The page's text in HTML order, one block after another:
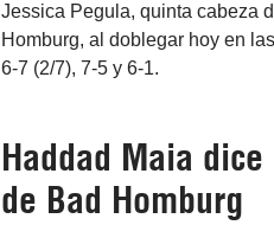
Jessica Pegula, quinta cabeza
Homburg, al doblegar hoy en
6-7 (2/7), 7-5 y 6-1.
Haddad Maia
de Bad Homburg